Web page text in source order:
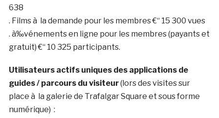
638
. Films à la demande pour les membres €“ 15 300 vues
. à‰vénements en ligne pour les membres (payants et
gratuit) €“ 10 325 participants.
Utilisateurs actifs uniques des applications de
guides / parcours du visiteur(lors des visites sur
place à la galerie de Trafalgar Square et sous forme
numérique) :